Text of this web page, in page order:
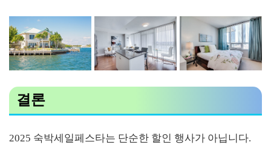
결론
2025 숙박세일페스타는 단순한 할인 행사가 아닙니다.